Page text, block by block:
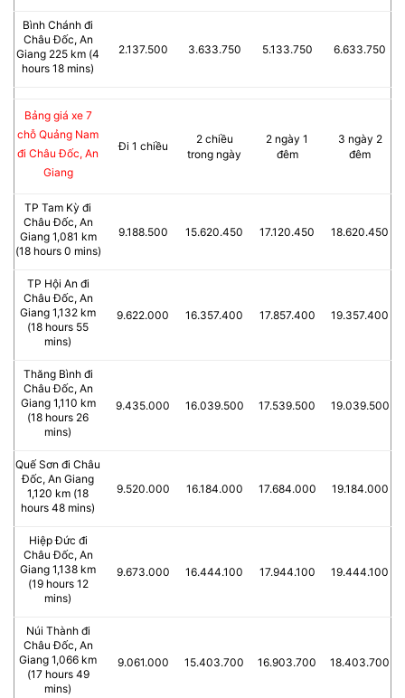
Bình Chánh đi
Châu Đốc, An
Giang 225 km (4
hours 18 mins)
2.137.500 3.633.750 5.133.750 6.633.750
Bảng giá xe 7
chỗ Quảng Nam
đi Châu Đốc, An
Giang
Đi 1 chiều
2 chiều
trong ngày
2 ngày 1
đêm
3 ngày 2
đêm
TP Tam Kỳ đi
Châu Đốc, An
Giang 1,081 km
(18 hours 0 mins)
9.188.500 15.620.450 17.120.450 18.620.450
TP Hội An đi
Châu Đốc, An
Giang 1,132 km
(18 hours 55
mins)
9.622.000 16.357.400 17.857.400 19.357.400
Thăng Bình đi
Châu Đốc, An
Giang 1,110 km
(18 hours 26
mins)
9.435.000 16.039.500 17.539.500 19.039.500
Quế Sơn đi Châu
Đốc, An Giang
1,120 km (18
hours 48 mins)
9.520.000 16.184.000 17.684.000 19.184.000
Hiệp Đức đi
Châu Đốc, An
Giang 1,138 km
(19 hours 12
mins)
9.673.000 16.444.100 17.944.100 19.444.100
Núi Thành đi
Châu Đốc, An
Giang 1,066 km
(17 hours 49
mins)
9.061.000 15.403.700 16.903.700 18.403.700